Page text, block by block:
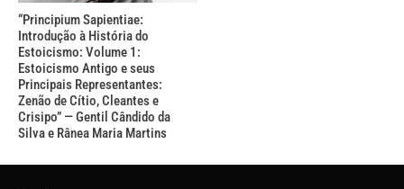
“Principium Sapientiae:
Introdução à História do
Estoicismo: Volume 1:
Estoicismo Antigo e seus
Principais Representantes:
Zenão de Cítio, Cleantes e
Crisipo” — Gentil Cândido da
Silva e Rânea Maria Martins